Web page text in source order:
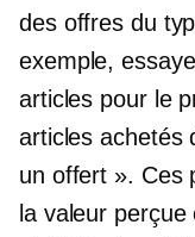
des offres du
exemple,
articles pour le
articles achetés
un offert ». Ces
la valeur